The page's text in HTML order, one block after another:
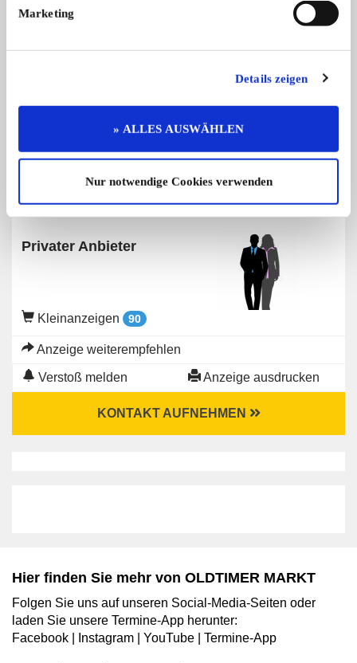
Marketing
Details zeigen
» ALLES AUSWÄHLEN
Nur notwendige Cookies verwenden
Preis auf Anfrage
Verkäufer
Privater Anbieter
Kleinanzeigen 90
Anzeige weiterempfehlen
Verstoß melden Anzeige ausdrucken
KONTAKT AUFNEHMEN
Hier finden Sie mehr von OLDTIMER MARKT
Folgen Sie uns auf unseren Social-Media-Seiten oder
laden Sie unsere Termine-App herunter:
Facebook
Instagram YouTube Termine-App